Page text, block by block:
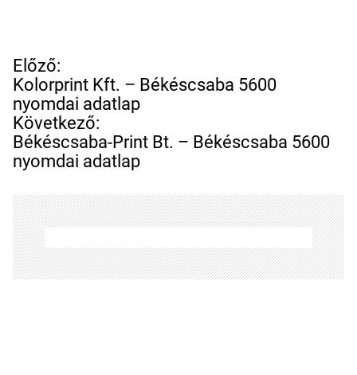
B
e
j
e
g
y
z
é
s
n
a
v
Előző:
Kolorprint Kft. – Békéscsaba 5600
nyomdai adatlap
Következő:
Békéscsaba-Print Bt. – Békéscsaba 5600
nyomdai adatlap